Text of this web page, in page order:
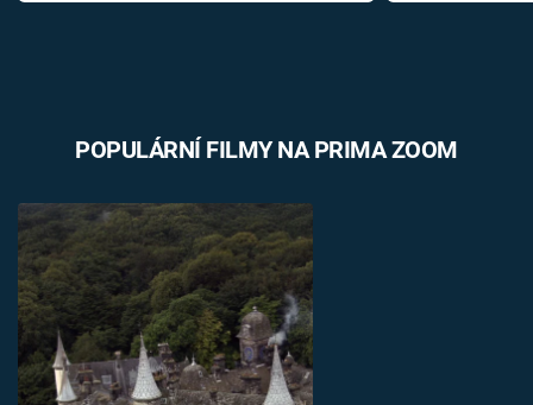
POPULÁRNÍ FILMY NA PRIMA ZOOM